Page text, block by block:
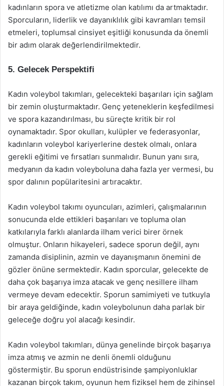
kadınların spora ve atletizme olan katılımı da artmaktadır.
Sporcuların, liderlik ve dayanıklılık gibi kavramları temsil
etmeleri, toplumsal cinsiyet eşitliği konusunda da önemli
bir adım olarak değerlendirilmektedir.
5. Gelecek Perspektifi
Kadın voleybol takımları, gelecekteki başarıları için sağlam
bir zemin oluşturmaktadır. Genç yeteneklerin keşfedilmesi
ve spora kazandırılması, bu süreçte kritik bir rol
oynamaktadır. Spor okulları, kulüpler ve federasyonlar,
kadınların voleybol kariyerlerine destek olmalı, onlara
gerekli eğitimi ve fırsatları sunmalıdır. Bunun yanı sıra,
medyanın da kadın voleyboluna daha fazla yer vermesi, bu
spor dalının popülaritesini artıracaktır.
Kadın voleybol takımı oyuncuları, azimleri, çalışmalarının
sonucunda elde ettikleri başarıları ve topluma olan
katkılarıyla farklı alanlarda ilham verici birer örnek
olmuştur. Onların hikayeleri, sadece sporun değil, aynı
zamanda disiplinin, azmin ve dayanışmanın önemini de
gözler önüne sermektedir. Kadın sporcular, gelecekte de
daha çok başarıya imza atacak ve genç nesillere ilham
vermeye devam edecektir. Sporun samimiyeti ve tutkuyla
bir araya geldiğinde, kadın voleybolunun daha parlak bir
geleceğe doğru yol alacağı kesindir.
Kadın voleybol takımları, dünya genelinde birçok başarıya
imza atmış ve azmin ne denli önemli olduğunu
göstermiştir. Bu sporun endüstrisinde şampiyonluklar
kazanan birçok takım, oyunun hem fiziksel hem de zihinsel